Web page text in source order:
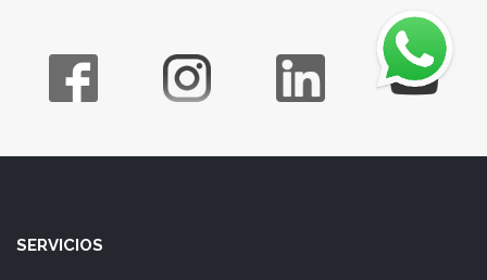
SERVICIOS